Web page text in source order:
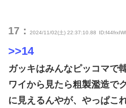
17： 2024/11/02(土) 22:37:10.88
>>14
ガッキはみんなピッコマで
ワイから見たら粗製濫造で
に見えるんやが、やっぱこ